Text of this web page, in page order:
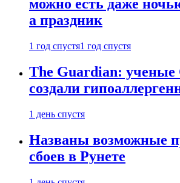
можно есть даже
а праздник
1 год спустя1 год спустя
The Guardian:
создали
1 день спустя
Названы возможные
сбоев в Рунете